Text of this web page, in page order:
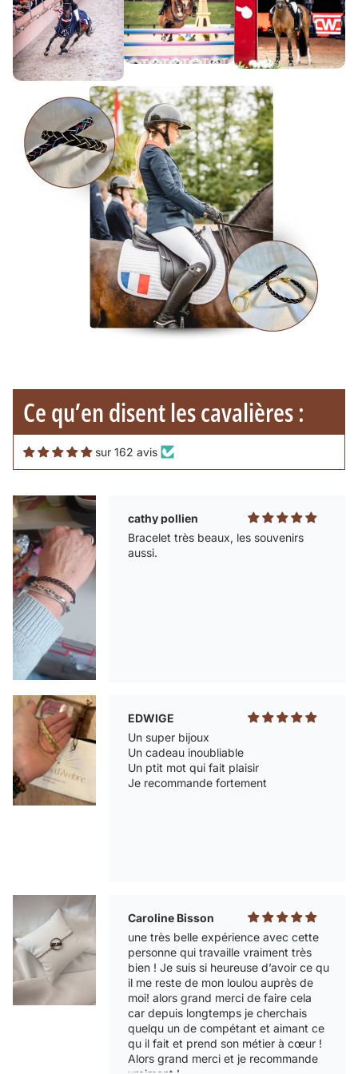
Ce qu’en disent les cavalières :
sur 162 avis
Lea Theroux
Bracelets superbes 😍😍 merci
cathy pollien
Bracelet très beaux, les souvenirs
aussi.
EDWIGE
Un super bijoux
Un cadeau inoubliable
Un ptit mot qui fait plaisir
Je recommande fortement
Caroline Bisson
une très belle expérience avec cette
personne qui travaille vraiment très
bien ! Je suis si heureuse d’avoir ce qu
il me reste de mon loulou auprès de
moi! alors grand merci de faire cela
car depuis longtemps je cherchais
quelqu un de compétant et aimant ce
qu il fait et prend son métier à cœur !
Alors grand merci et je recommande